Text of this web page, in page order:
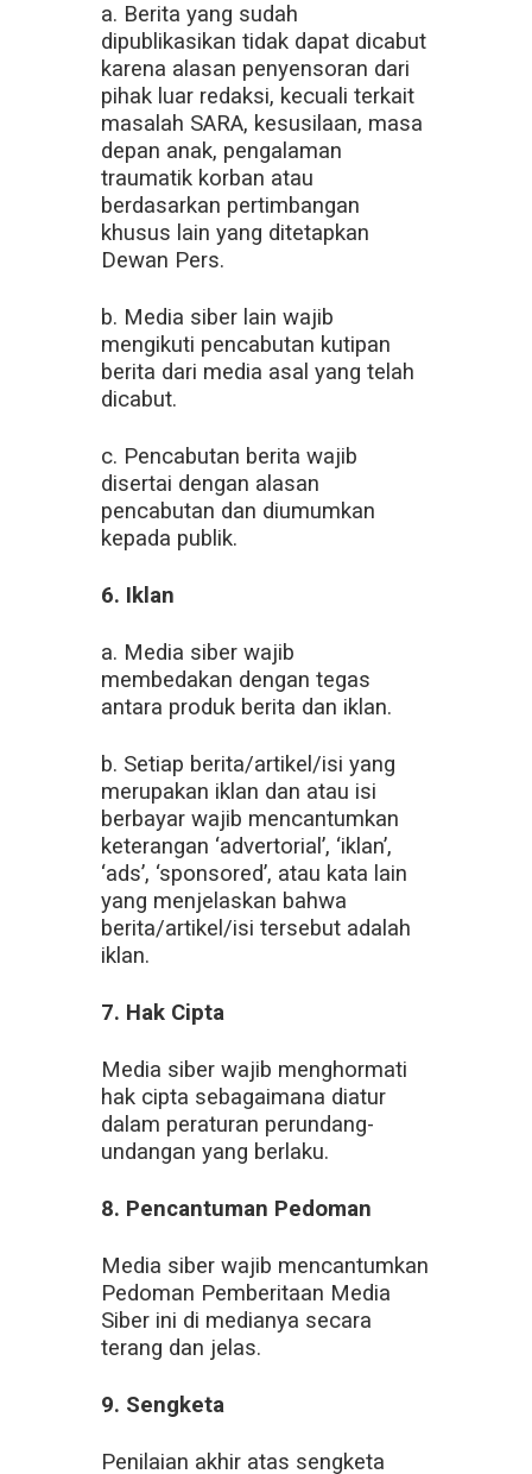
a. Berita yang sudah
dipublikasikan tidak dapat dicabut
karena alasan penyensoran dari
pihak luar redaksi, kecuali terkait
masalah SARA, kesusilaan, masa
depan anak, pengalaman
traumatik korban atau
berdasarkan pertimbangan
khusus lain yang ditetapkan
Dewan Pers.
b. Media siber lain wajib
mengikuti pencabutan kutipan
berita dari media asal yang telah
dicabut.
c. Pencabutan berita wajib
disertai dengan alasan
pencabutan dan diumumkan
kepada publik.
6. Iklan
a. Media siber wajib
membedakan dengan tegas
antara produk berita dan iklan.
b. Setiap berita/artikel/isi yang
merupakan iklan dan atau isi
berbayar wajib mencantumkan
keterangan ‘advertorial’, ‘iklan’,
‘ads’, ‘sponsored’, atau kata lain
yang menjelaskan bahwa
berita/artikel/isi tersebut adalah
iklan.
7. Hak Cipta
Media siber wajib menghormati
hak cipta sebagaimana diatur
dalam peraturan perundang-
undangan yang berlaku.
8. Pencantuman Pedoman
Media siber wajib mencantumkan
Pedoman Pemberitaan Media
Siber ini di medianya secara
terang dan jelas.
9. Sengketa
Penilaian akhir atas sengketa